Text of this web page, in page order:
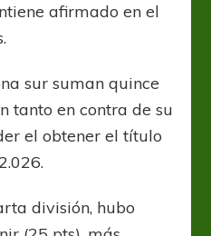
afirmado en el
sur suman quince
tanto en contra de su
el obtener el título
división, hubo